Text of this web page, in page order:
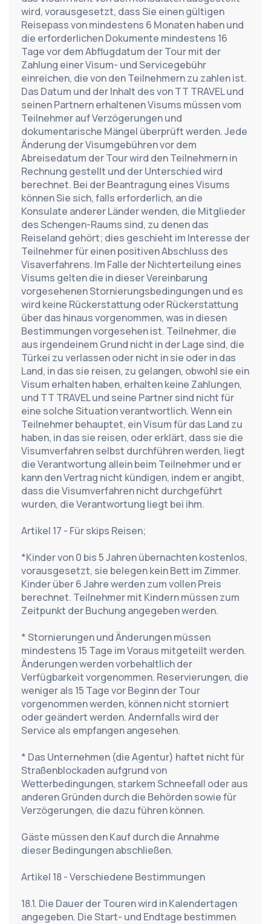
wird, vorausgesetzt, dass Sie einen gültigen
Reisepass von mindestens 6 Monaten haben und
die erforderlichen Dokumente mindestens 16
Tage vor dem Abflugdatum der Tour mit der
Zahlung einer Visum- und Servicegebühr
einreichen, die von den Teilnehmern zu zahlen ist.
Das Datum und der Inhalt des von TT TRAVEL und
seinen Partnern erhaltenen Visums müssen vom
Teilnehmer auf Verzögerungen und
dokumentarische Mängel überprüft werden. Jede
Änderung der Visumgebühren vor dem
Abreisedatum der Tour wird den Teilnehmern in
Rechnung gestellt und der Unterschied wird
berechnet. Bei der Beantragung eines Visums
können Sie sich, falls erforderlich, an die
Konsulate anderer Länder wenden, die Mitglieder
des Schengen-Raums sind, zu denen das
Reiseland gehört; dies geschieht im Interesse der
Teilnehmer für einen positiven Abschluss des
Visaverfahrens. Im Falle der Nichterteilung eines
Visums gelten die in dieser Vereinbarung
vorgesehenen Stornierungsbedingungen und es
wird keine Rückerstattung oder Rückerstattung
über das hinaus vorgenommen, was in diesen
Bestimmungen vorgesehen ist. Teilnehmer, die
aus irgendeinem Grund nicht in der Lage sind, die
Türkei zu verlassen oder nicht in sie oder in das
Land, in das sie reisen, zu gelangen, obwohl sie ein
Visum erhalten haben, erhalten keine Zahlungen,
und TT TRAVEL und seine Partner sind nicht für
eine solche Situation verantwortlich. Wenn ein
Teilnehmer behauptet, ein Visum für das Land zu
haben, in das sie reisen, oder erklärt, dass sie die
Visumverfahren selbst durchführen werden, liegt
die Verantwortung allein beim Teilnehmer und er
kann den Vertrag nicht kündigen, indem er angibt,
dass die Visumverfahren nicht durchgeführt
wurden, die Verantwortung liegt bei ihm.
Artikel 17 - Für skips Reisen;
*Kinder von 0 bis 5 Jahren übernachten kostenlos,
vorausgesetzt, sie belegen kein Bett im Zimmer.
Kinder über 6 Jahre werden zum vollen Preis
berechnet. Teilnehmer mit Kindern müssen zum
Zeitpunkt der Buchung angegeben werden.
* Stornierungen und Änderungen müssen
mindestens 15 Tage im Voraus mitgeteilt werden.
Änderungen werden vorbehaltlich der
Verfügbarkeit vorgenommen. Reservierungen, die
weniger als 15 Tage vor Beginn der Tour
vorgenommen werden, können nicht storniert
oder geändert werden. Andernfalls wird der
Service als empfangen angesehen.
* Das Unternehmen (die Agentur) haftet nicht für
Straßenblockaden aufgrund von
Wetterbedingungen, starkem Schneefall oder aus
anderen Gründen durch die Behörden sowie für
Verzögerungen, die dazu führen können.
Gäste müssen den Kauf durch die Annahme
dieser Bedingungen abschließen.
Artikel 18 - Verschiedene Bestimmungen
18.1. Die Dauer der Touren wird in Kalendertagen
angegeben. Die Start- und Endtage bestimmen